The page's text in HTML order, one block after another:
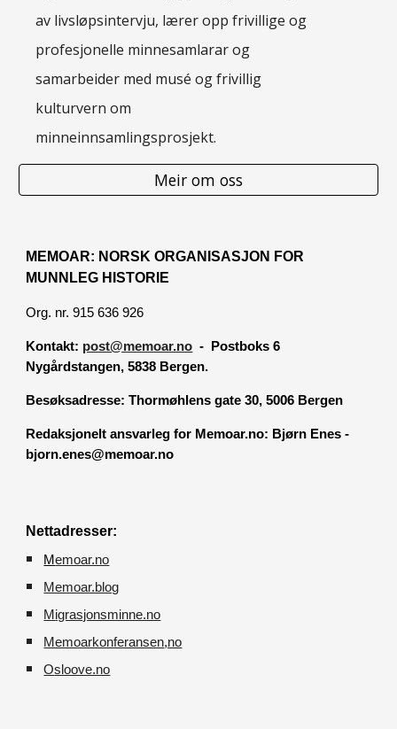
av livsløpsintervju, lærer opp frivillige og
profesjonelle minnesamlarar og
samarbeider med musé og frivillig
kulturvern om
minneinnsamlingsprosjekt.
Meir om oss
MEMOAR: NORSK ORGANISASJON FOR
MUNNLEG HISTORIE
Org. nr. 915 636 926
Kontakt: post@memoar.no - Postboks 6
Nygårdstangen, 5838 Bergen.
Besøksadresse:Thormøhlens gate 30, 5006 Bergen
Redaksjonelt ansvarleg for Memoar.no: Bjørn Enes -
bjorn.enes@memoar.no
Nettadresser:
Memoar.no
Memoar.blog
M igrasjonsminne.no
Memoarkonferansen,no
Osloove.no